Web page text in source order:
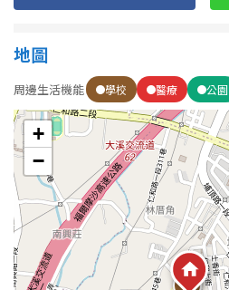
屋齡
不拘
5-10 年
20-30 年
40 年以上
地圖
周邊生活機能 學校 醫療 公園
+
−